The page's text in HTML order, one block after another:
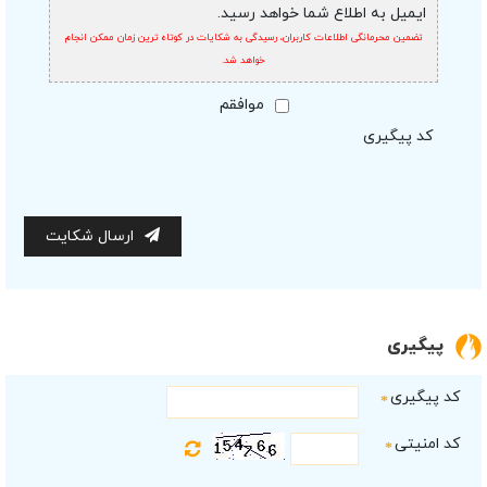
ایمیل به اطلاع شما خواهد رسید.
تضمین محرمانگی اطلاعات کاربران، رسیدگی به شکایات در کوتاه ترین زمان ممکن انجام
خواهد شد.
موافقم
کد پیگیری
ارسال شکایت
پیگیری
کد پیگیری*
کد امنیتی *